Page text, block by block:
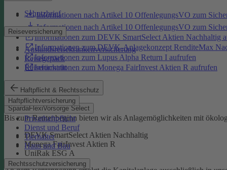
Schutzbrief
Reiseversicherung
Auslandsreisekrankenversicherung
Reisegepäck
Reiserücktritt
Haftpflicht & Rechtsschutz
Haftpflichtversicherung
Privathaftpflicht
Dienst und Beruf
Tierhalter
Haus und Bau
Rechtsschutzversicherung
Informationen nach Artikel 10 OffenlegungsVO zum
Informationen nach Artikel 10 OffenlegungsVO zum
Informationen zum DEVK SmartSelect Aktien Nachhaltig
Informationen zum DEVK-Anlagekonzept RenditeMax
Informationen zum Lupus Alpha Return I aufrufen
Informationen zum Monega FairInvest Aktien R aufrufen
SpardaFlexiVorsorge Select
SpardaFlexiVorsorge Select
Bis zum Rentenbeginn bieten wir als Anlagemöglichkeiten mit
DEVK SmartSelect Aktien Nachhaltig
Monega FairInvest Aktien R
UniRak ESG A